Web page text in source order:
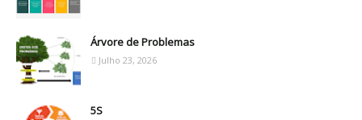
Árvore de Problemas
Julho 23, 2026
5S